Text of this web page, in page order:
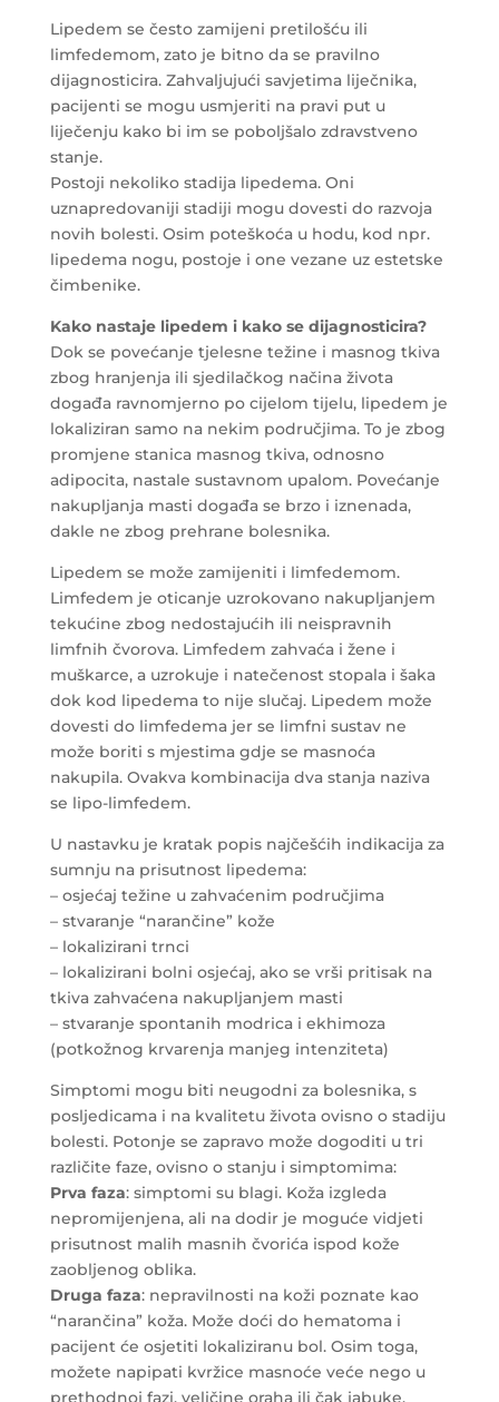
Lipedem se često zamijeni pretilošću ili
limfedemom, zato je bitno da se pravilno
dijagnosticira. Zahvaljujući savjetima liječnika,
pacijenti se mogu usmjeriti na pravi put u
liječenju kako bi im se poboljšalo zdravstveno
stanje.
Postoji nekoliko stadija lipedema. Oni
uznapredovaniji stadiji mogu dovesti do razvoja
novih bolesti. Osim poteškoća u hodu, kod npr.
lipedema nogu, postoje i one vezane uz estetske
čimbenike.
Kako nastaje lipedem i kako se dijagnosticira?
Dok se povećanje tjelesne težine i masnog tkiva
zbog hranjenja ili sjedilačkog načina života
događa ravnomjerno po cijelom tijelu, lipedem je
lokaliziran samo na nekim područjima. To je zbog
promjene stanica masnog tkiva, odnosno
adipocita, nastale sustavnom upalom. Povećanje
nakupljanja masti događa se brzo i iznenada,
dakle ne zbog prehrane bolesnika.
Lipedem se može zamijeniti i limfedemom.
Limfedem je oticanje uzrokovano nakupljanjem
tekućine zbog nedostajućih ili neispravnih
limfnih čvorova. Limfedem zahvaća i žene i
muškarce, a uzrokuje i natečenost stopala i šaka
dok kod lipedema to nije slučaj. Lipedem može
dovesti do limfedema jer se limfni sustav ne
može boriti s mjestima gdje se masnoća
nakupila. Ovakva kombinacija dva stanja naziva
se lipo-limfedem.
U nastavku je kratak popis najčešćih indikacija za
sumnju na prisutnost lipedema:
– osjećaj težine u zahvaćenim područjima
– stvaranje “narančine” kože
– lokalizirani trnci
– lokalizirani bolni osjećaj, ako se vrši pritisak na
tkiva zahvaćena nakupljanjem masti
– stvaranje spontanih modrica i ekhimoza
(potkožnog krvarenja manjeg intenziteta)
Simptomi mogu biti neugodni za bolesnika, s
posljedicama i na kvalitetu života ovisno o stadiju
bolesti. Potonje se zapravo može dogoditi u tri
različite faze, ovisno o stanju i simptomima:
Prva faza: simptomi su blagi. Koža izgleda
nepromijenjena, ali na dodir je moguće vidjeti
prisutnost malih masnih čvorića ispod kože
zaobljenog oblika.
Druga faza: nepravilnosti na koži poznate kao
“narančina” koža. Može doći do hematoma i
pacijent će osjetiti lokaliziranu bol. Osim toga,
možete napipati kvržice masnoće veće nego u
prethodnoj fazi, veličine oraha ili čak jabuke.